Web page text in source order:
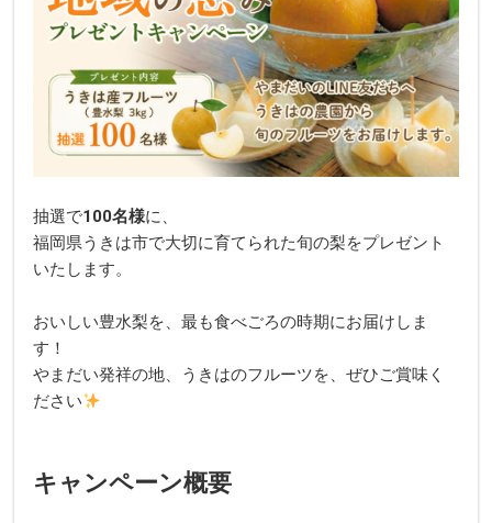
抽選で100名様に、
福岡県うきは市で大切に育てられた旬の梨をプレゼント
いたします。
おいしい豊水梨を、最も食べごろの時期にお届けしま
す！
やまだい発祥の地、うきはのフルーツを、ぜひご賞味く
ださい
キャンペーン概要